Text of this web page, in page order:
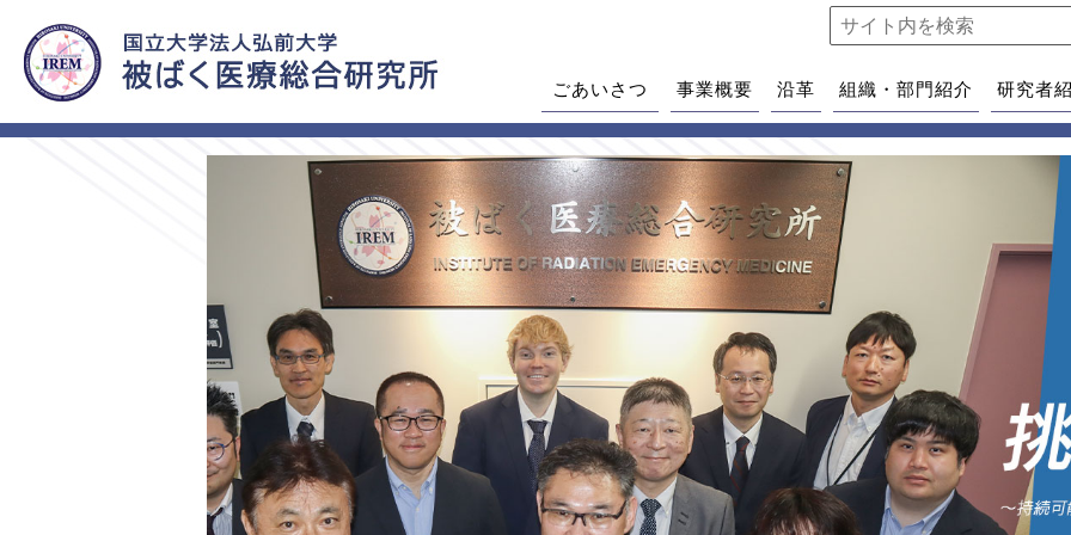
ごあいさつ 事業概要 沿革 組織・部門紹介 研究者